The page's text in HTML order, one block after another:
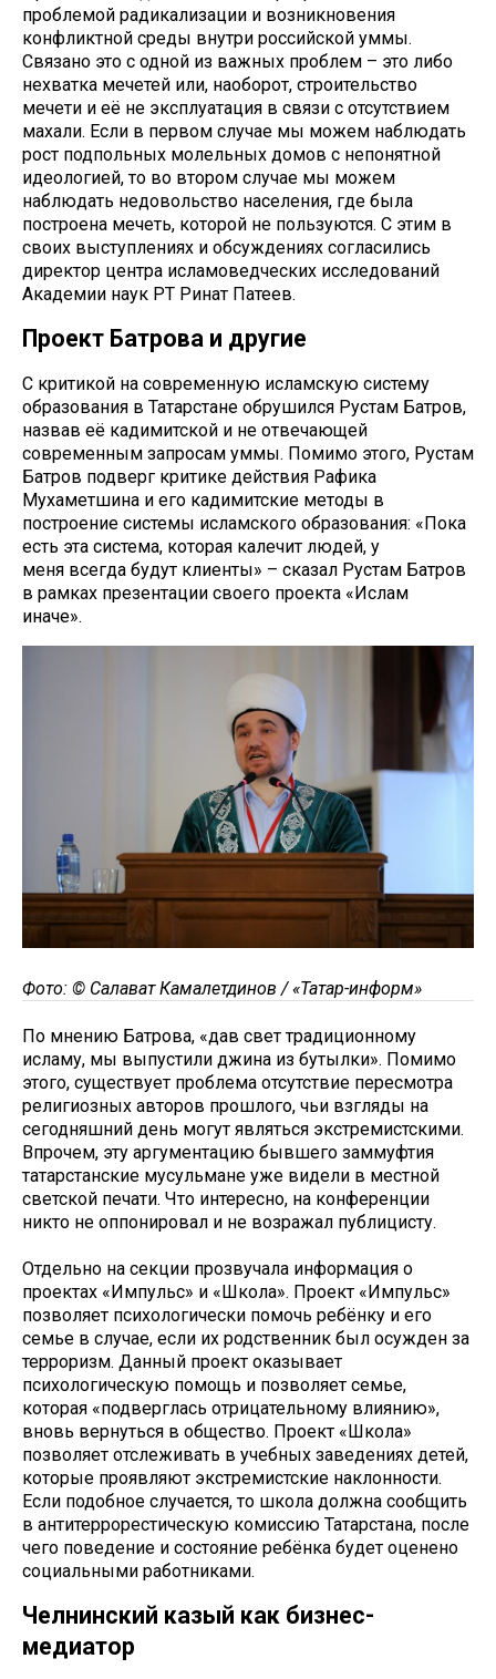
проблемой радикализации и возникновения
конфликтной среды внутри российской уммы.
Связано это с одной из важных проблем – это либо
нехватка мечетей или, наоборот, строительство
мечети и её не эксплуатация в связи с отсутствием
махали. Если в первом случае мы можем наблюдать
рост подпольных молельных домов с непонятной
идеологией, то во втором случае мы можем
наблюдать недовольство населения, где была
построена мечеть, которой не пользуются. С этим в
своих выступлениях и обсуждениях согласились
директор центра исламоведческих исследований
Академии наук РТ Ринат Патеев.
Проект Батрова и другие
С критикой на современную исламскую систему
образования в Татарстане обрушился Рустам Батров,
назвав её кадимитской и не отвечающей
современным запросам уммы. Помимо этого, Рустам
Батров подверг критике действия Рафика
Мухаметшина и его кадимитские методы в
построение системы исламского образования: «Пока
есть эта система, которая калечит людей, у
меня всегда будут клиенты» – сказал Рустам Батров
в рамках презентации своего проекта «Ислам
иначе».
Фото: © Салават Камалетдинов / «Татар-информ»
По мнению Батрова, «дав свет традиционному
исламу, мы выпустили джина из бутылки». Помимо
этого, существует проблема отсутствие пересмотра
религиозных авторов прошлого, чьи взгляды на
сегодняшний день могут являться экстремистскими.
Впрочем, эту аргументацию бывшего заммуфтия
татарстанские мусульмане уже видели в местной
светской печати. Что интересно, на конференции
никто не оппонировал и не возражал публицисту.
Отдельно на секции прозвучала информация о
проектах «Импульс» и «Школа». Проект «Импульс»
позволяет психологически помочь ребёнку и его
семье в случае, если их родственник был осужден за
терроризм. Данный проект оказывает
психологическую помощь и позволяет семье,
которая «подверглась отрицательному влиянию»,
вновь вернуться в общество. Проект «Школа»
позволяет отслеживать в учебных заведениях детей,
которые проявляют экстремистские наклонности.
Если подобное случается, то школа должна сообщить
в антитеррорестическую комиссию Татарстана, после
чего поведение и состояние ребёнка будет оценено
социальными работниками.
Челнинский казый как бизнес-
медиатор